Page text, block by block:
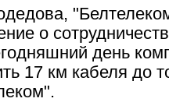
о
день
17 км кабеля до